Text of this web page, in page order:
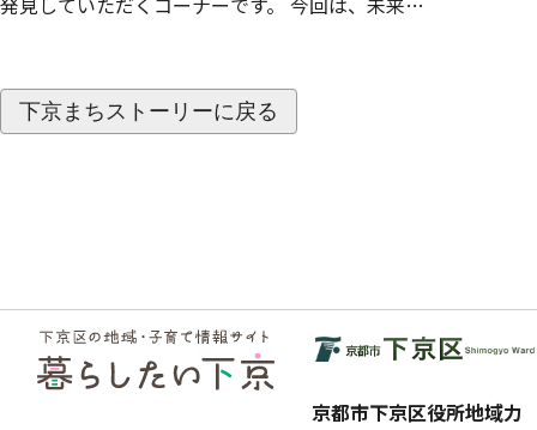
下京まちストーリーに戻る
フッ
ター
京都市下京区役所地域力